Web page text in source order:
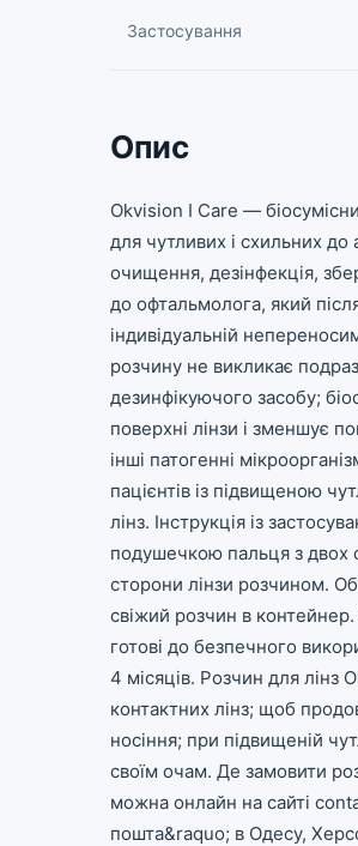
Застосування
Опис
Okvision I Care —
для чутливих і схильних
очищення, дезінфекція,
до офтальмолога, який
індивідуальній
розчину не викликає
дезинфікуючого засобу;
поверхні лінзи і зменшує
інші патогенні
пацієнтів із підвищеною
лінз. Інструкція із
подушечкою пальця з двох
сторони лінзи розчином.
свіжий розчин в
готові до безпечного
4 місяців. Розчин для лінз
контактних лінз; щоб
носіння; при підвищеній
своїм очам. Де замовити
можна онлайн на сайті
пошта&raquo; в Одесу,